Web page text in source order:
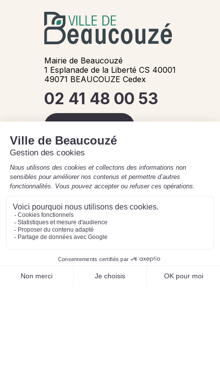
Mairie de Beaucouzé
1 Esplanade de la Liberté CS 40001
49071 BEAUCOUZE Cedex
02 41 48 00 53
Horaires de la Mairie
Aujourd'hui6 août 2026
8h30-12h / 13h30-17h30